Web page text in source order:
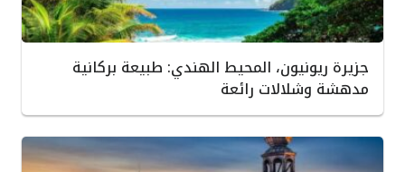
جزيرة ريونيون، المحيط الهندي: طبيعة بركانية
مدهشة وشلالات رائعة